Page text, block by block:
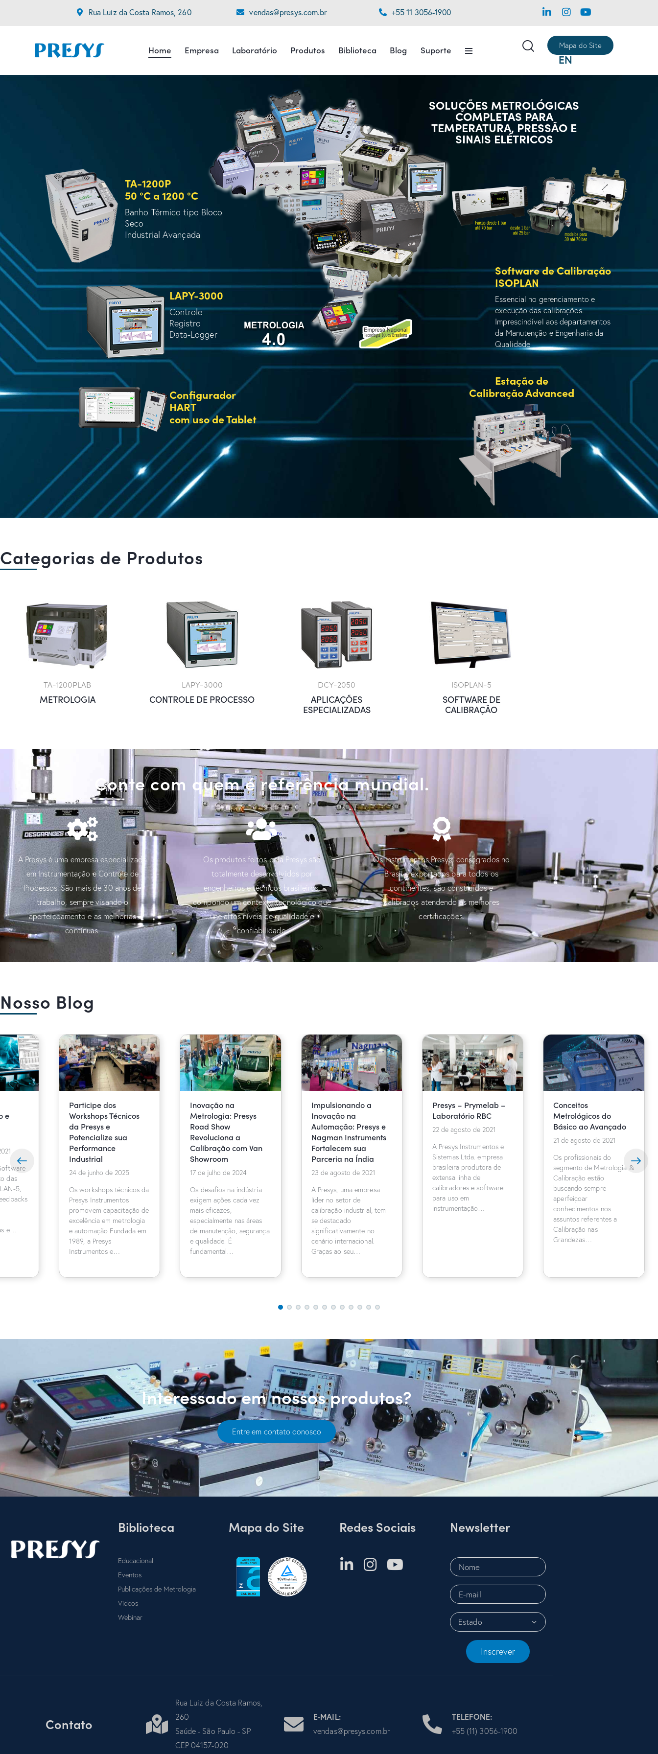
Rua Luiz da Costa Ramos, 260 vendas@presys.com.br +55 11 3056-1900
Home Empresa Laboratório Produtos Biblioteca Blog Suporte Mapa do Site
EN
TA-1200P
50 °C a 1200 °C
Banho Térmico tipo Bloco
Seco
Industrial Avançada
LAPY-3000
Controle
Registro
Data-Logger
Configurador
HART
com uso de Tablet
SOLUÇÕES METROLÓGICAS
COMPLETAS PARA
TEMPERATURA, PRESSÃO E
SINAIS ELÉTRICOS
Software de Calibração
ISOPLAN
Essencial no gerenciamento e
execução das calibrações.
Imprescindível aos departamentos
da Manutenção e Engenharia da
Qualidade
Estação de
Calibração Advanced
Categorias de Produtos
TA-1200PLAB
METROLOGIA
LAPY-3000
CONTROLE DE PROCESSO
DCY-2050
APLICAÇÕES
ESPECIALIZADAS
ISOPLAN-5
SOFTWARE DE
CALIBRAÇÃO
Conte com quem é referência mundial.
A Presys é uma empresa especializada
em Instrumentação e Controle de
Processos. São mais de 30 anos de
trabalho, sempre visando o
aperfeiçoamento e as melhorias
contínuas.
Os produtos feitos pela Presys são
totalmente desenvolvidos por
engenheiros e técnicos brasileiros,
compondo um contexto tecnológico que
une altos níveis de qualidade e
confiabilidade.
Os instrumentos Presys, consagrados no
Brasil e exportados para todos os
continentes, são construídos e
calibrados atendendo às melhores
certificações.
Nosso Blog
e
das
5,
e…
Participe dos
Workshops Técnicos
da Presys e
Potencialize sua
Performance
Industrial
24 de junho de 2025
Os workshops técnicos da
Presys Instrumentos
promovem capacitação de
excelência em metrologia
e automação Fundada em
1989, a Presys
Instrumentos e…
Inovação na
Metrologia: Presys
Road Show
Revoluciona a
Calibração com Van
Showroom
17 de julho de 2024
Os desafios na indústria
exigem ações cada vez
mais eficazes,
especialmente nas áreas
de manutenção, segurança
e qualidade. É
fundamental…
Impulsionando a
Inovação na
Automação: Presys e
Nagman Instruments
Fortalecem sua
Parceria na Índia
23 de agosto de 2021
A Presys, uma empresa
líder no setor de
calibração industrial, tem
se destacado
significativamente no
cenário internacional.
Graças ao seu…
Presys – Prymelab –
Laboratório RBC
22 de agosto de 2021
A Presys Instrumentos e
Sistemas Ltda. empresa
brasileira produtora de
extensa linha de
calibradores e software
para uso em
instrumentação…
Conceitos
Metrológicos do
Básico ao Avançado
21 de agosto de 2021
Os profissionais do
segmento de Metrologia &
Calibração estão
buscando sempre
aperfeiçoar
conhecimentos nos
assuntos referentes a
Calibração nas
Grandezas…
Interessado em nossos produtos?
Entre em contato conosco
Biblioteca
Educacional
Eventos
Publicações de Metrologia
Vídeos
Webinar
Mapa do Site Redes Sociais Newsletter
Inscrever
Contato
Rua Luiz da Costa Ramos,
260
Saúde - São Paulo - SP
CEP 04157-020
E-MAIL:
vendas@presys.com.br
TELEFONE:
+55 (11) 3056-1900